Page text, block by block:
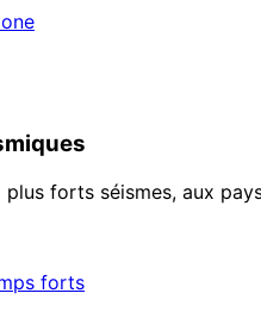
forts séismes, aux
forts